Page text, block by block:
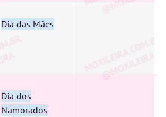
Dia das Mães
Dia dos
Namorados